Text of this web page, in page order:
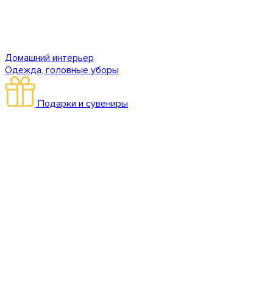
Домашний интерьер
Одежда, головные уборы
Подарки и сувениры